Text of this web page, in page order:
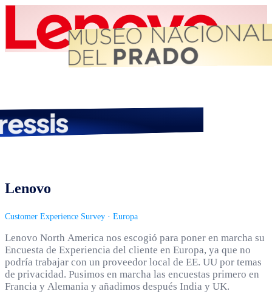
Lenovo
Customer Experience Survey · Europa
Lenovo North America nos escogió para poner en marcha su
Encuesta de Experiencia del cliente en Europa, ya que no
podría trabajar con un proveedor local de EE. UU por temas
de privacidad. Pusimos en marcha las encuestas primero en
Francia y Alemania y añadimos después India y UK.